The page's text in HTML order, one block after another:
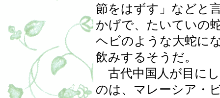
節をはずす」などと
かげで、たいていの
ヘビのような大蛇に
飲みするそうだ。
古代中国人が目に
のは、マレーシア・